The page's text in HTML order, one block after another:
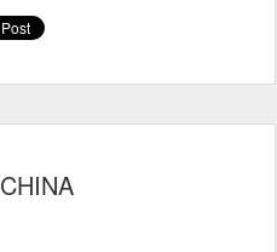
CHINA